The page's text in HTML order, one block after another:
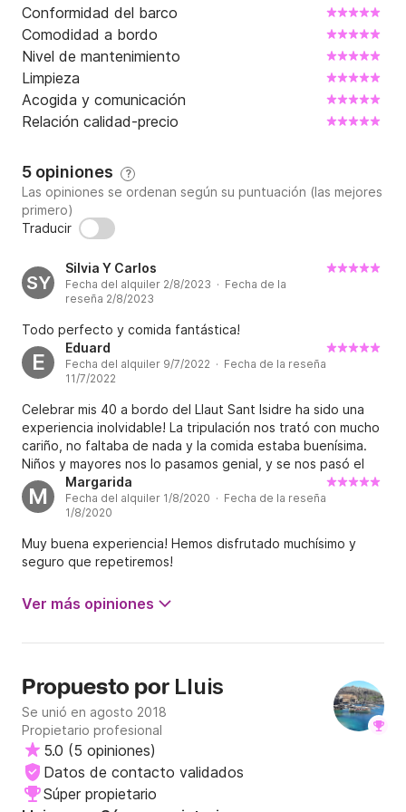
No incluye:
- Catering no incluido
- Amarres en otros puertos
- Desplazamientos
También les proponemos una experiencia de dormir a
bordo (experiencia romántica para 2 pasajeros)
Incluye:
◊ Embarque : 21:00h y Desembarque : 10:00h día
siguiente.
◊ Paseo por la Baia de Cadaques
◊ .camarote .sabanas .toalla .ducha
Cena:
1º.plato :anchoas de Cadaqués. Elaboración
propia,pan tomate.vino.refrescos.agua.
2º plato- Paella pescado fresco Cap de Creus.pan
tomate.postre.vino.refrescos.
690€
también disponemos de servicio extras de catering y
bar a bordo, además, USB,TV, cable y Material de
Snorkel.
◊ Menú a bordo a partir entre 24€ y 26€ por
- Cerveza: 3,00€
- Refrescos: 3,00€
- Agua: 2,50€
- Vino /copa: 2,50€
- Vino/botella: 12,00€
- Vermuth 4,00€
Conformidad del barco
Comodidad a bordo
Nivel de mantenimiento
Limpieza
Acogida y comunicación
Relación calidad-precio
5 opiniones ?
Las opiniones se ordenan según su puntuación (las mejores
primero)
Traducir
SY
Silvia Y Carlos
Fecha del alquiler 2/8/2023 · Fecha de la
reseña 2/8/2023
Todo perfecto y comida fantástica!
E
Eduard
Fecha del alquiler 9/7/2022 · Fecha de la reseña
11/7/2022
Celebrar mis 40 a bordo del Llaut Sant Isidre ha sido una
experiencia inolvidable! La tripulación nos trató con mucho
cariño, no faltaba de nada y la comida estaba buenísima.
Niños y mayores nos lo pasamos genial, y se nos pasó el
tiempo rapidísimo. Muy recomendable!
M
Margarida
Fecha del alquiler 1/8/2020 · Fecha de la reseña
1/8/2020
Muy buena experiencia! Hemos disfrutado muchísimo y
seguro que repetiremos!
Ver más opiniones
Propuesto por Lluis
Se unió en agosto 2018
Propietario profesional
5.0 (5 opiniones)
Datos de contacto validados
Súper propietario